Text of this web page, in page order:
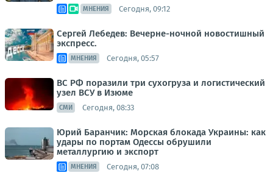
МНЕНИЯ Сегодня, 09:12
Сергей Лебедев: Вечерне-ночной новостишный
экспресс.
МНЕНИЯ Сегодня, 05:57
ВС РФ поразили три сухогруза и логистический
узел ВСУ в Изюме
СМИ Сегодня, 08:33
Юрий Баранчик: Морская блокада Украины: как
удары по портам Одессы обрушили
металлургию и экспорт
МНЕНИЯ Сегодня, 07:08